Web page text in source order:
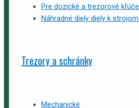
Pre dozické a trezorové kľúče
Náhradné diely diely k strojom
Trezory a schránky
Mechanické